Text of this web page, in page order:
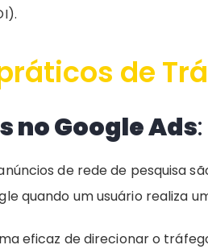
de
no Google Ads:
de rede de pesquisa
quando um usuário realiza
eficaz de direcionar o